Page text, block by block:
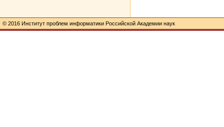
© 2016 Институт проблем информатики Российской Академии наук